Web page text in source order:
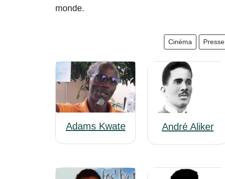
monde.
Cinéma Presse
Adams Kwate André Aliker